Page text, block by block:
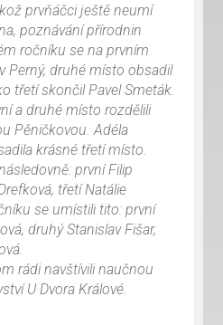
prvňáčci ještě neumí
poznávání přírodnin
ročníku se na prvním
Perný, druhé místo obsadil
třetí skončil Pavel Smeták.
a druhé místo rozdělili
Pěničkovou. Adéla
krásné třetí místo.
první Filip
třetí Natálie
se umístili tito: první
druhý Stanislav Fišar,
rádi navštívili naučnou
U Dvora Králové.